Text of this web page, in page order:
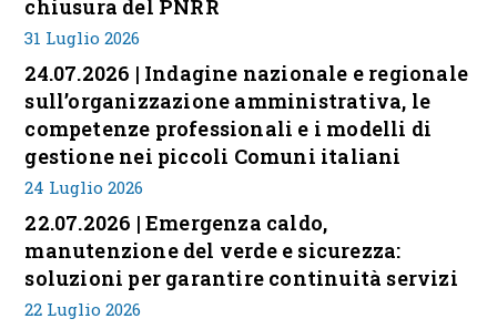
chiusura del PNRR
31 Luglio 2026
24.07.2026 | Indagine nazionale e regionale
sull’organizzazione amministrativa, le
competenze professionali e i modelli di
gestione nei piccoli Comuni italiani
24 Luglio 2026
22.07.2026 | Emergenza caldo,
manutenzione del verde e sicurezza:
soluzioni per garantire continuità servizi
22 Luglio 2026